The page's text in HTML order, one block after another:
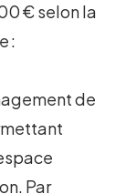
€ selon la
:
de
Par